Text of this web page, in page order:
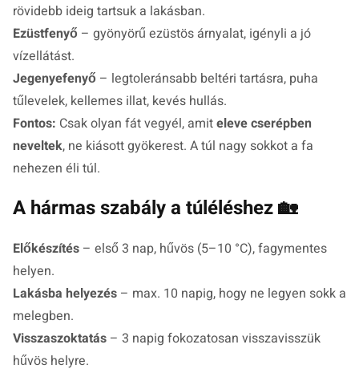
rövidebb ideig tartsuk a lakásban.
Ezüstfenyő – gyönyörű ezüstös árnyalat, igényli a jó
vízellátást.
Jegenyefenyő – legtoleránsabb beltéri tartásra, puha
tűlevelek, kellemes illat, kevés hullás.
Fontos: Csak olyan fát vegyél, amiteleve cserépben
neveltek, ne kiásott gyökerest. A túl nagy sokkot a fa
nehezen éli túl.
A hármas szabály a túléléshez 🏡
Előkészítés – első 3 nap, hűvös (5–10 °C), fagymentes
helyen.
Lakásba helyezés – max. 10 napig, hogy ne legyen sokk a
melegben.
Visszaszoktatás – 3 napig fokozatosan visszavisszük
hűvös helyre.